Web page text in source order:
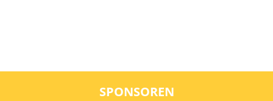
SPONSOREN